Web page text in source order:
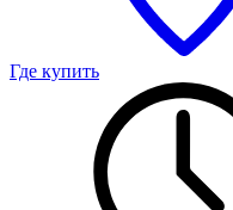
Где купить